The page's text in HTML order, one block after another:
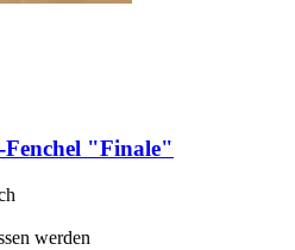
"Finale"
werden